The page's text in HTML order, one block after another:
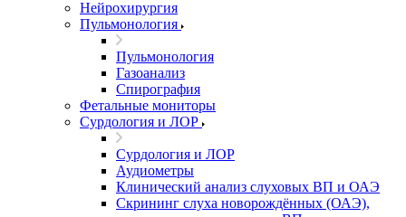
Нейрохирургия
Пульмонология
Пульмонология
Газоанализ
Спирография
Фетальные мониторы
Сурдология и ЛОР
Сурдология и ЛОР
Аудиометры
Клинический анализ слуховых ВП и ОАЭ
Скрининг слуха новорождённых (ОАЭ),